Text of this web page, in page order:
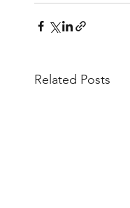
Related Posts